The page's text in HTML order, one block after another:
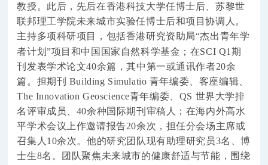
教授。此后，先后在香港科技大学任博士后、苏黎世
联邦理工学院未来城市实验任博士后和项目协调人 。
主持多项科研项目，包括香港研究资助局“杰出青年学
者计划”项目 和中国 国家自然科学基金 ；在SCI Q1期
刊发表学术论文40余篇 ，其中第一或通讯作者20余
篇。担期刊 Building Simulatio 青年编委、客座编辑、
The Innovation Geoscience青年编委、 QS 世界大学排
名评审成员、40余种国际期刊审稿人；在海内外高水
平学术会议上作邀请报告20余次，担任分会场主席或
召集人10余次。他的研究团队现有助理研究员3名、博
士生8名。团队聚焦未来城市的健康舒适与节能，围绕